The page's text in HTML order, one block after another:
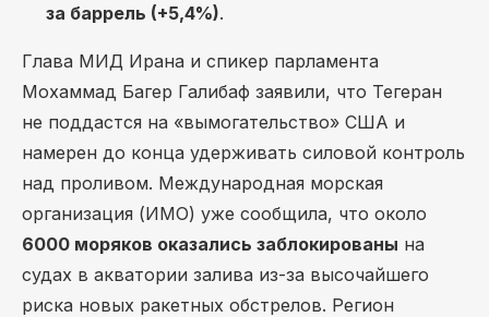
за баррель (+5,4%).
Глава МИД Ирана и спикер парламента
Мохаммад Багер Галибаф заявили, что Тегеран
не поддастся на «вымогательство» США и
намерен до конца удерживать силовой контроль
над проливом. Международная морская
организация (ИМО) уже сообщила, что около
6000 моряков оказались заблокированы на
судах в акватории залива из-за высочайшего
риска новых ракетных обстрелов. Регион